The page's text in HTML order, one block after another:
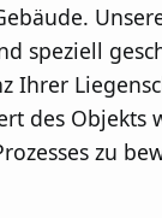
speziell
Ihrer
des Objekts
zu